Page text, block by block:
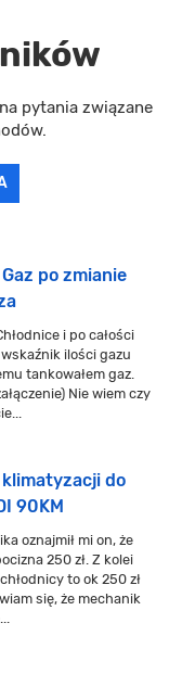
pytania związane
po zmianie
i po całości
ilości gazu
tankowałem gaz.
Nie wiem czy
do
90KM
oznajmił mi on, że
250 zł. Z kolei
to ok 250 zł
się, że mechanik